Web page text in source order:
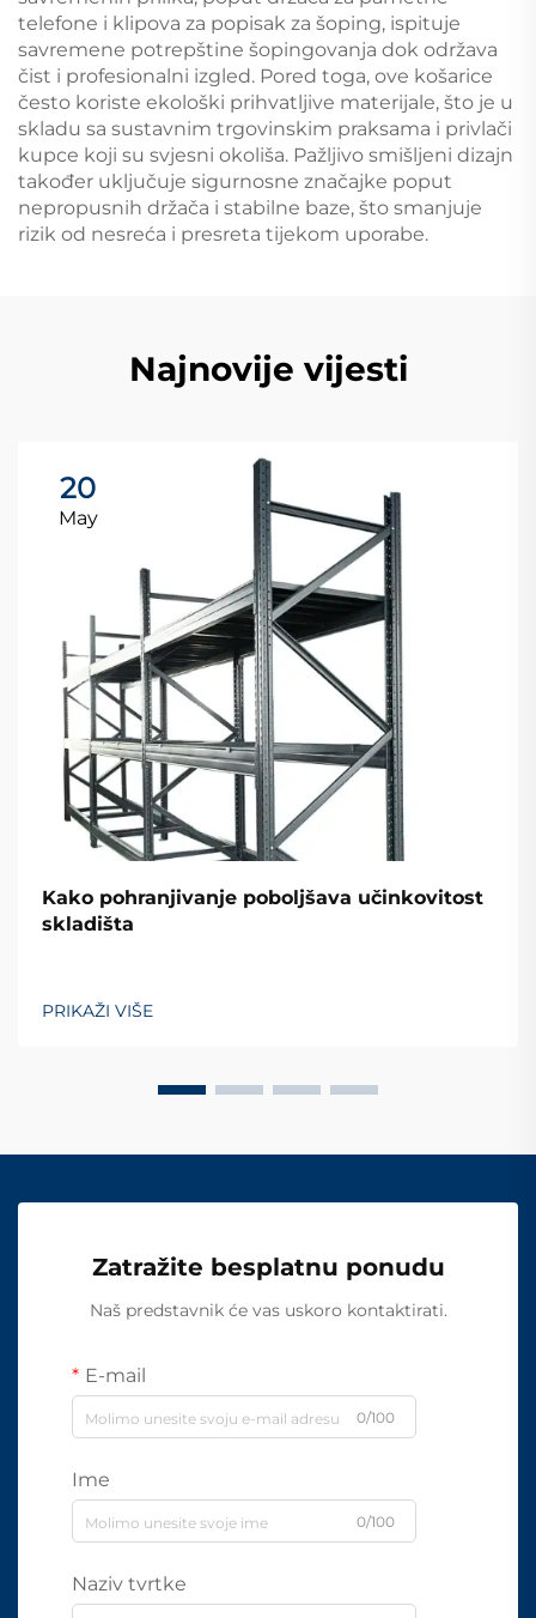
telefone i klipova za popisak za šoping, ispituje
savremene potrepštine šopingovanja dok održava
čist i profesionalni izgled. Pored toga, ove košarice
često koriste ekološki prihvatljive materijale, što je u
skladu sa sustavnim trgovinskim praksama i privlači
kupce koji su svjesni okoliša. Pažljivo smišljeni dizajn
također uključuje sigurnosne značajke poput
nepropusnih držača i stabilne baze, što smanjuje
rizik od nesreća i presreta tijekom uporabe.
Najnovije vijesti
20
May
Kako pohranjivanje poboljšava učinkovitost
skladišta
PRIKAŽI VIŠE
Zatražite besplatnu ponudu
Naš predstavnik će vas uskoro kontaktirati.
E-mail
0/100
Ime
0/100
Naziv tvrtke